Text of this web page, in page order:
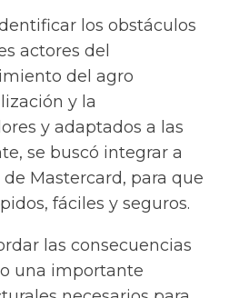
los obstáculos
actores del
del agro
y la
y adaptados a las
se buscó integrar a
Mastercard, para que
fáciles y seguros.
las consecuencias
una importante